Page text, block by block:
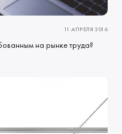
11 АПРЕЛЯ 2016
на рынке труда?